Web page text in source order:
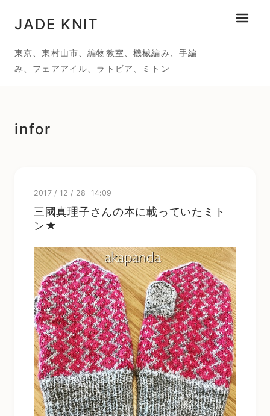
JADE KNIT
東京、東村山市、編物教室、機械編み、手編
み、フェアアイル、ラトビア、ミトン
メニュ
infor
2017 / 12 / 28 14:09
三國真理子さんの本に載っていたミト
ン★